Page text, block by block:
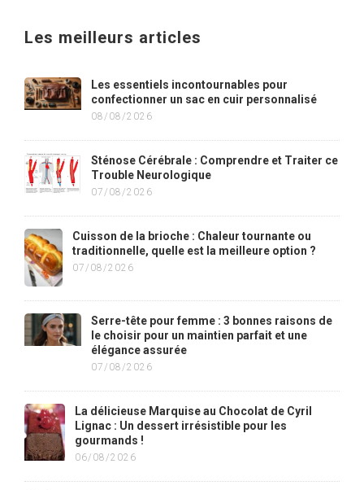
Les meilleurs articles
Les essentiels incontournables pour
confectionner un sac en cuir personnalisé
08/08/2026
Sténose Cérébrale : Comprendre et Traiter ce
Trouble Neurologique
07/08/2026
Cuisson de la brioche : Chaleur tournante ou
traditionnelle, quelle est la meilleure option ?
07/08/2026
Serre-tête pour femme : 3 bonnes raisons de
le choisir pour un maintien parfait et une
élégance assurée
07/08/2026
La délicieuse Marquise au Chocolat de Cyril
Lignac : Un dessert irrésistible pour les
gourmands !
06/08/2026